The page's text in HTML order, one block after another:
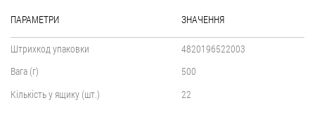
ПАРАМЕТРИ ЗНАЧЕННЯ
Штрихкод упаковки
4820196522003
Вага (г)
500
Кількість у ящику (шт.)
22